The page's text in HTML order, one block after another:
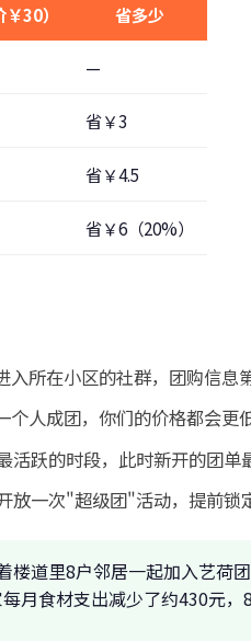
30） 省多少
—
省￥3
省￥4.5
省￥6（20%）
所在小区的社群，团购信息
人成团，你们的价格都会更低
跃的时段，此时新开的团单
放一次"超级团"活动，提前锁
楼道里8户邻居一起加入艺荷
月食材支出减少了约430元，